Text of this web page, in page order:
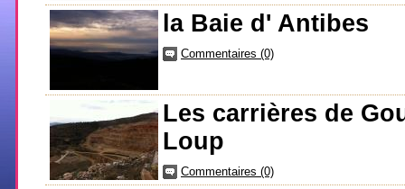
la Baie d' Antibes
Commentaires (0)
Les carrières de
Loup
Commentaires (0)